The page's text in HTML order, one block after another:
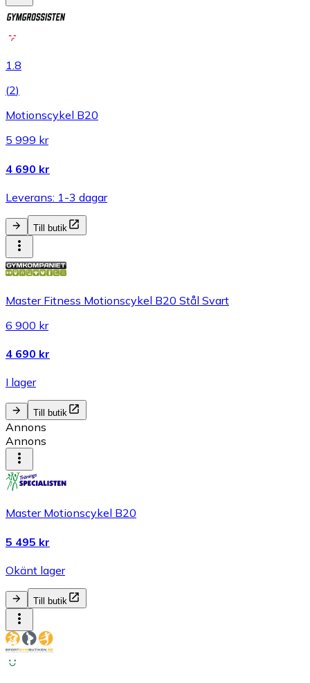
1.8
(2)
Motionscykel B20
5 999 kr
4 690 kr
Leverans: 1-3 dagar
Till butik
Master Fitness Motionscykel B20 Stål Svart
6 900 kr
4 690 kr
I lager
Till butik
Annons
Annons
Master Motionscykel B20
5 495 kr
Okänt lager
Till butik